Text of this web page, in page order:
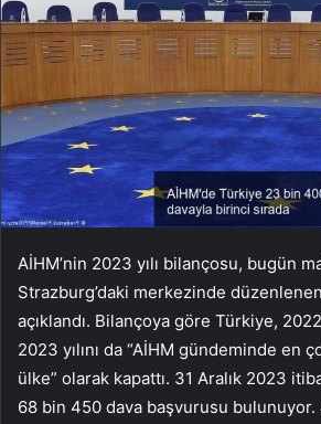
AİHM’nin 2023 yılı bilançosu, bugün
Strazburg’daki merkezinde
açıklandı. Bilançoya göre Türkiye,
2023 yılını da “AİHM gündeminde en
ülke” olarak kapattı. 31 Aralık 2023
68 bin 450 dava başvurusu